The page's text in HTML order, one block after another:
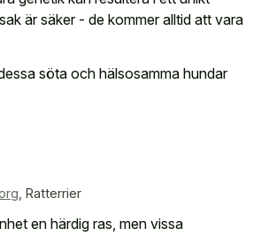
är säker - de kommer alltid att vara
söta och hälsosamma hundar
Ratterrier
en härdig ras, men vissa